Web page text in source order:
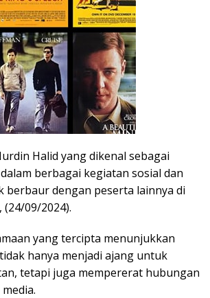
Halid yang dikenal sebagai
berbagai kegiatan sosial dan
berbaur dengan peserta lainnya di
(24/09/2024).
yang tercipta menunjukkan
hanya menjadi ajang untuk
tetapi juga mempererat hubungan